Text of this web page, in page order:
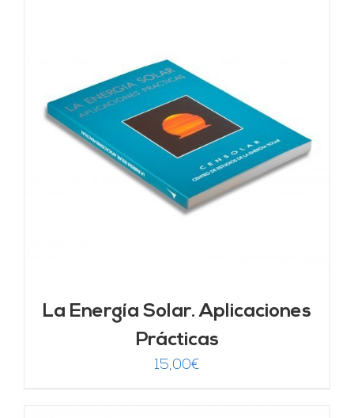
La Energía Solar. Aplicaciones
Prácticas
15,00€